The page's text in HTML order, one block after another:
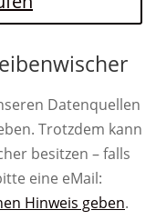
Datenquellen
Trotzdem kann
besitzen – falls
eine eMail:
Hinweis geben.